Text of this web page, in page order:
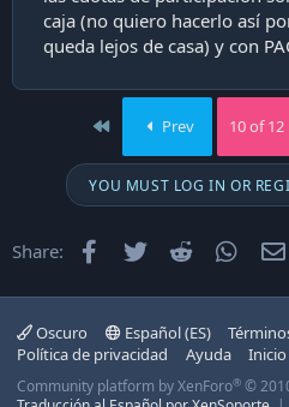
caja (no quiero hacerlo así
queda lejos de casa) y con
First Prev 10 of 12
YOU MUST LOG IN OR
Share: Facebook
Twitter Reddit
Oscuro Español (ES)
Política de privacidad
Ayuda Inicio
Community platform by XenForo® ©